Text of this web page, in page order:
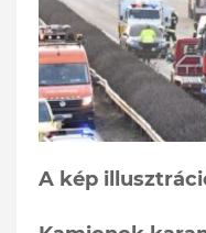
A kép